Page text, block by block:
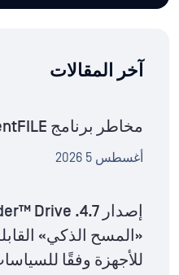
آخر المقالات
مخاطر برنامج IntelligentFILE
أغسطس 5 2026
«المسح الذكي»
للأجهزة وفقًا